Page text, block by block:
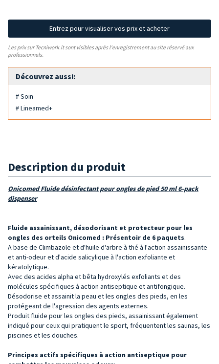
Entrez pour visualiser vos prix et acheter
Les prix sur Tecniwork.it sont visibles après l'enregistrement au site réservé aux
professionnels.
Découvrez aussi:
# Soin
# Lineamed+
Description du produit
Onicomed Fluide désinfectant pour ongles de pied 50 ml 6-pack
dispenser
Fluide assainissant, désodorisant et protecteur pour les
ongles des orteils Onicomed : Présentoir de 6 paquets.
A base de Climbazole et d'huile d'arbre à thé à l'action assainissante
et anti-odeur et d'acide salicylique à l'action exfoliante et
kératolytique.
Avec des acides alpha et bêta hydroxylés exfoliants et des
molécules spécifiques à action antiseptique et antifongique.
Désodorise et assainit la peau et les ongles des pieds, en les
protégeant de l'agression des agents externes.
Produit fluide pour les ongles des pieds, assainissant également
indiqué pour ceux qui pratiquent le sport, fréquentent les saunas, les
piscines et les douches.
Principes actifs spécifiques à action antiseptique pour